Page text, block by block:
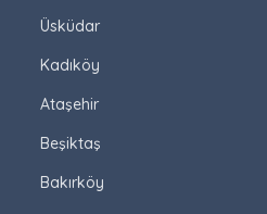
Üsküdar
Kadıköy
Ataşehir
Beşiktaş
Bakırköy